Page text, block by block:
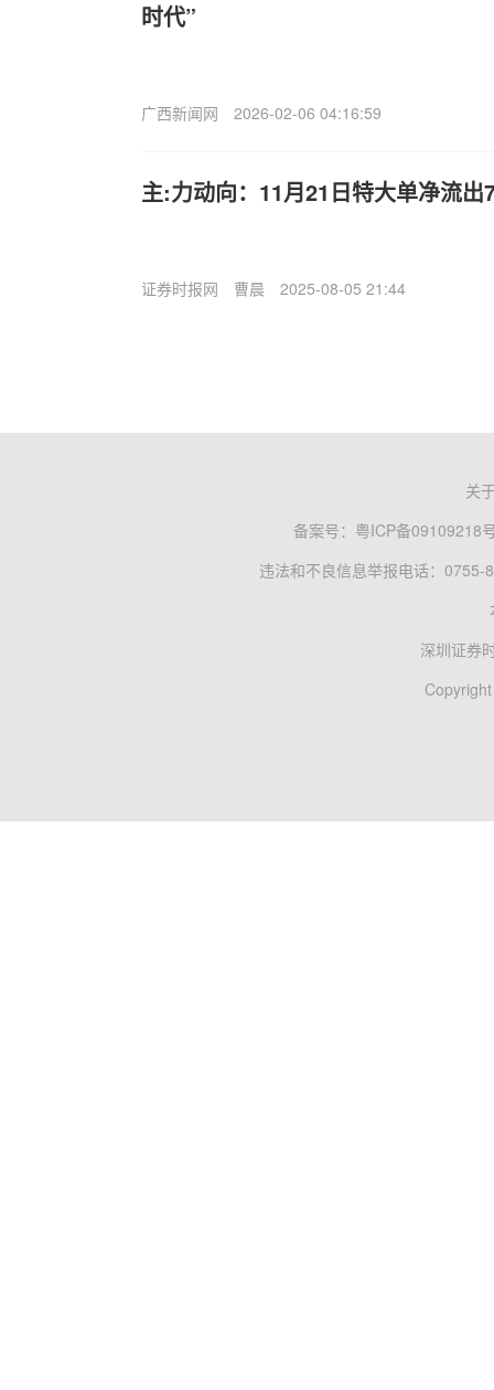
时代”
广西新闻网 2026-02-06 04:16:59
主:力动向：11月21日特大单净流出
证券时报网 曹晨 2025-08-05 21:44
关
备案号： 粤ICP备09109218
违法和不良信息举报电话：0755-
深圳证券